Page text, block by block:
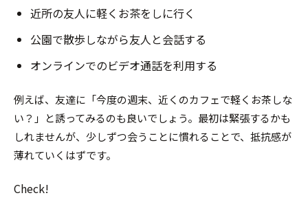
近所の友人に軽くお茶をしに行く
公園で散歩しながら友人と会話する
オンラインでのビデオ通話を利用する
例えば、友達に「今度の週末、近くのカフェで軽くお茶しな
い？」と誘ってみるのも良いでしょう。最初は緊張するかも
しれませんが、少しずつ会うことに慣れることで、抵抗感が
薄れていくはずです。
Check!